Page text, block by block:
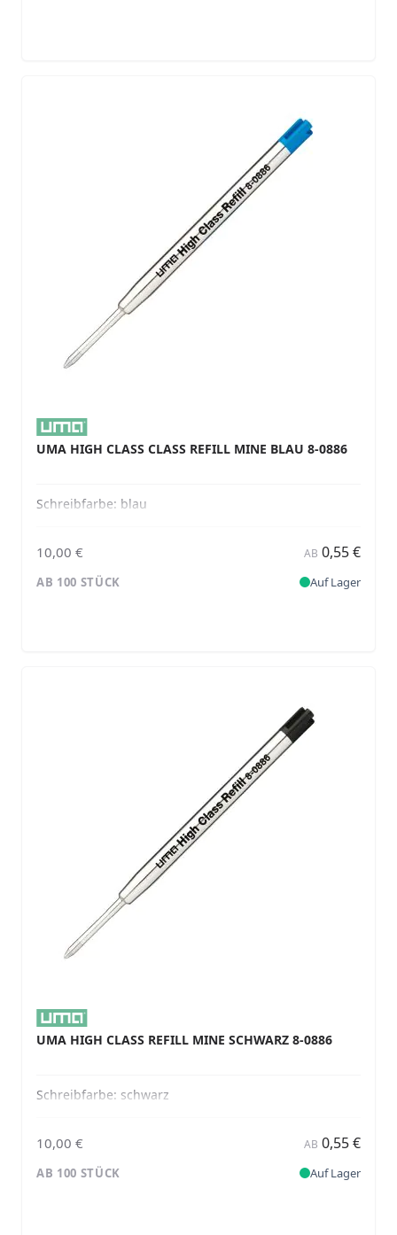
UMA HIGH CLASS CLASS REFILL MINE BLAU 8-0886
Schreibfarbe: blau
10,00 € AB 0,55 €
AB 100 STÜCK Auf Lager
UMA HIGH CLASS REFILL MINE SCHWARZ 8-0886
Schreibfarbe: schwarz
10,00 € AB 0,55 €
AB 100 STÜCK Auf Lager